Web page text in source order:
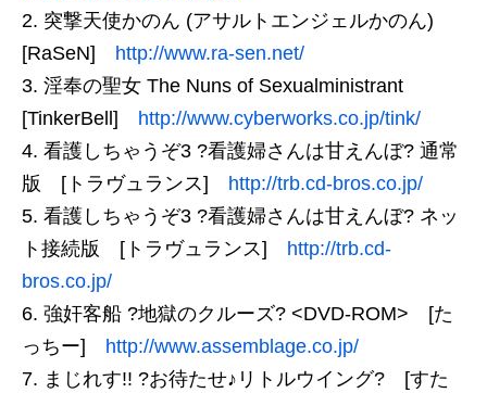
突撃天使かのん (アサルトエンジェルかのん)
[RaSeN] http://www.ra-sen.net/
淫奉の聖女 The Nuns of Sexualministrant
[TinkerBell] http://www.cyberworks.co.jp/tink/
看護しちゃうぞ3 ?看護婦さんは甘えんぼ? 通常
版 [トラヴュランス] http://trb.cd-bros.co.jp/
看護しちゃうぞ3 ?看護婦さんは甘えんぼ? ネッ
ト接続版 [トラヴュランス] http://trb.cd-
bros.co.jp/
強奸客船 ?地獄のクルーズ? <DVD-ROM> [た
っちー] http://www.assemblage.co.jp/
まじれす!! ?お待たせ♪リトルウイング? [すた